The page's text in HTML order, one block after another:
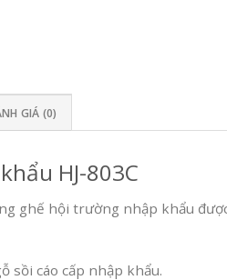
GIÁ (0)
HJ-803C
ghế hội trường nhập khẩu
sồi cáo cấp nhập khẩu.